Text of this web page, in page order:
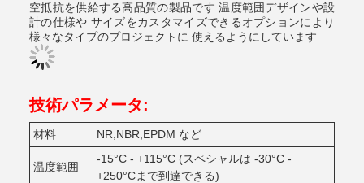
空抵抗を供給する高品質の製品です.温度範囲デザインや設
計の仕様や サイズをカスタマイズできるオプションにより
様々なタイプのプロジェクトに 使えるようにしています
技術パラメータ:
材料 NR,NBR,EPDM など
温度範囲
-15°C - +115°C (スペシャルは -30°C -
+250°Cまで到達できる)